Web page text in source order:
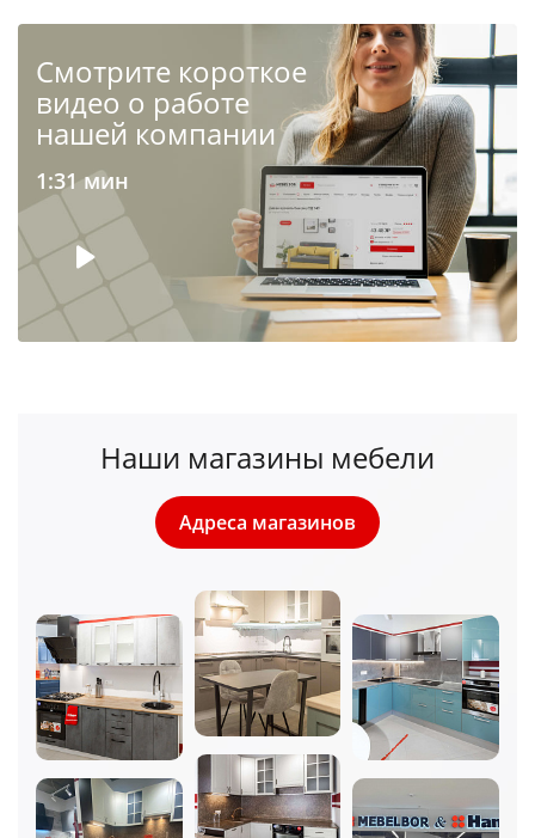
Cмотрите короткое
видео о работе
нашей компании
1:31 мин
Наши магазины мебели
Адреса магазинов